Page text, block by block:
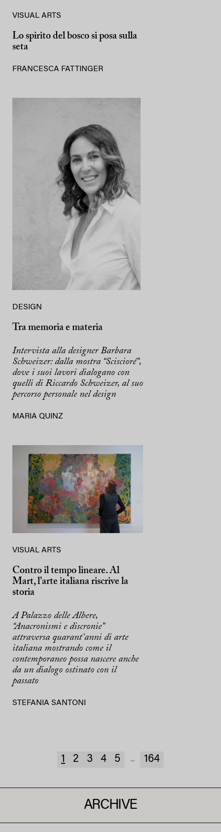
VISUAL ARTS
Lo spirito del bosco si posa sulla
seta
FRANCESCA FATTINGER
DESIGN
Tra memoria e materia
Intervista alla designer Barbara
Schweizer: dalla mostra “Sciscioré”,
dove i suoi lavori dialogano con
quelli di Riccardo Schweizer, al suo
percorso personale nel design
MARIA QUINZ
VISUAL ARTS
Contro il tempo lineare. Al
Mart, l’arte italiana riscrive la
storia
A Palazzo delle Albere,
“Anacronismi e discronie”
attraversa quarant’anni di arte
italiana mostrando come il
contemporaneo possa nascere anche
da un dialogo ostinato con il
passato
STEFANIA SANTONI
1 2 3 4 5 ... 164
ARCHIVE